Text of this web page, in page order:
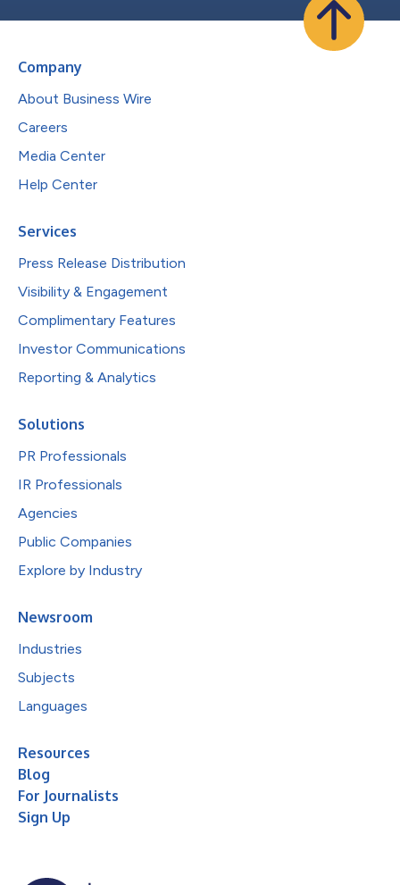
Company
About Business Wire
Careers
Media Center
Help Center
Services
Press Release Distribution
Visibility & Engagement
Complimentary Features
Investor Communications
Reporting & Analytics
Solutions
PR Professionals
IR Professionals
Agencies
Public Companies
Explore by Industry
Newsroom
Industries
Subjects
Languages
Resources
Blog
For Journalists
Sign Up